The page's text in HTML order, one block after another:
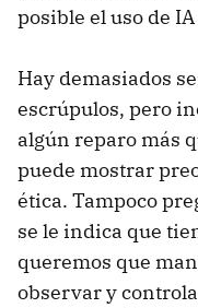
posible el uso de
Hay demasiados
escrúpulos, pero
algún reparo más
puede mostrar
ética. Tampoco
se le indica que
queremos que
observar y